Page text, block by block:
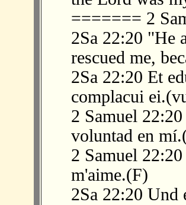
======= 2
2Sa 22:20 "He
rescued me,
2Sa 22:20 Et
complacui
2 Samuel
voluntad en
2 Samuel
m'aime.(F)
2Sa 22:20 Und